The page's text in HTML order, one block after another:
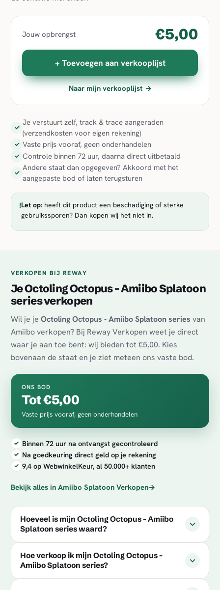
Jouw opbrengst €5,00
+ Toevoegen aan verkooplijst
Naar mijn verkooplijst →
✓
Je verstuurt zelf, track & trace aangeraden
(verzendkosten voor eigen rekening)
✓ Vaste prijs vooraf, geen onderhandelen
✓ Controle binnen 72 uur, daarna direct uitbetaald
✓
Andere staat dan opgegeven? Akkoord met het
aangepaste bod of laten terugsturen
!Let op: heeft dit product een beschadiging of sterke
gebruikssporen? Dan kopen wij het niet in.
VERKOPEN BIJ REWAY
Je Octoling Octopus - Amiibo Splatoon
series verkopen
Wil je je Octoling Octopus - Amiibo Splatoon series van
Amiibo verkopen? Bij Reway Verkopen weet je direct
waar je aan toe bent: wij bieden tot €5,00. Kies
bovenaan de staat en je ziet meteen ons vaste bod.
ONS BOD
Tot €5,00
Vaste prijs vooraf, geen onderhandelen
Binnen 72 uur na ontvangst gecontroleerd
Na goedkeuring direct geld op je rekening
9,4 op WebwinkelKeur, al 50.000+ klanten
Bekijk alles in Amiibo Splatoon Verkopen→
Hoeveel is mijn Octoling Octopus - Amiibo
Splatoon series waard?
Hoe verkoop ik mijn Octoling Octopus -
Amiibo Splatoon series?